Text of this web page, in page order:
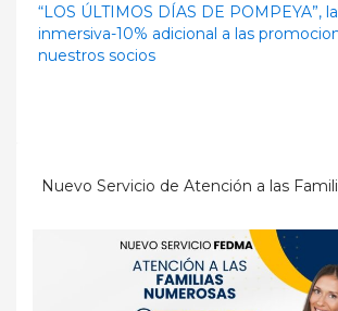
“LOS ÚLTIMOS DÍAS DE POMPEYA”,
inmersiva-10% adicional a las
nuestros socios
Nuevo Servicio de Atención a las